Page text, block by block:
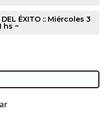
ÉXITO :: Miércoles 3
hs ~